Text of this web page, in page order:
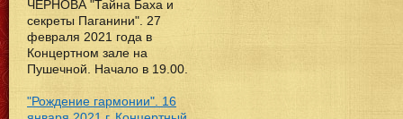
ЧЕРНОВА "Тайна Баха и
секреты Паганини". 27
февраля 2021 года в
Концертном зале на
Пушечной. Начало в 19.00.
"Рождение гармонии". 16